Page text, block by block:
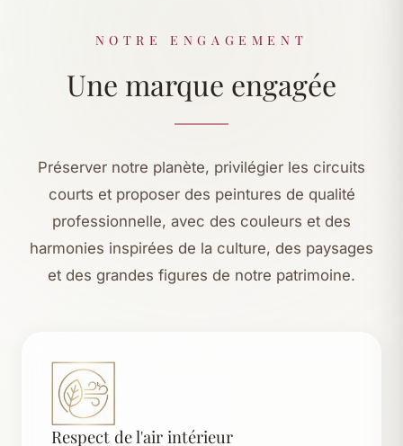
NOTRE ENGAGEMENT
Une marque engagée
Préserver notre planète, privilégier les circuits
courts et proposer des peintures de qualité
professionnelle, avec des couleurs et des
harmonies inspirées de la culture, des paysages
et des grandes figures de notre patrimoine.
Respect de l'air intérieur